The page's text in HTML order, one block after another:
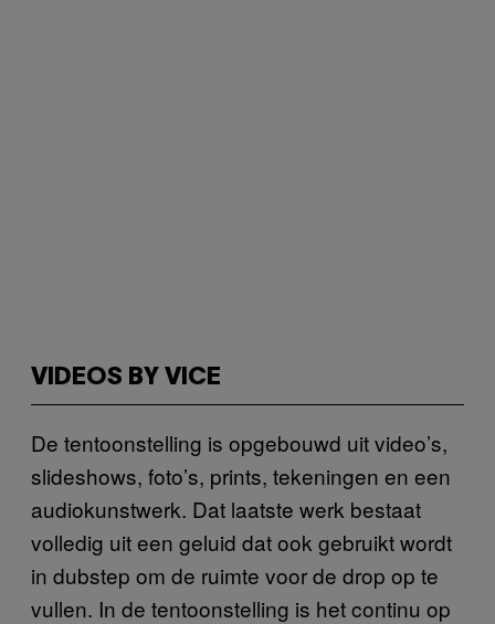
VIDEOS BY VICE
De tentoonstelling is opgebouwd uit video’s,
slideshows, foto’s, prints, tekeningen en een
audiokunstwerk. Dat laatste werk bestaat
volledig uit een geluid dat ook gebruikt wordt
in dubstep om de ruimte voor de drop op te
vullen. In de tentoonstelling is het continu op